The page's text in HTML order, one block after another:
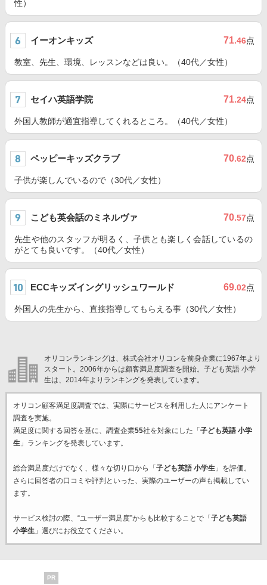
性）
イーオンキッズ 71.46点
教室、先生、環境、レッスンなどは良い。（40代／女性）
セイハ英語学院 71.24点
外国人教師が適宜指導してくれるところ。（40代／女性）
ペッピーキッズクラブ 70.62点
子供が楽しんでいるので（30代／女性）
こども英会話のミネルヴァ 70.57点
先生や他のスタッフが明るく、子供とも楽しく会話しているの
がとても良いです。（40代／女性）
ECCキッズイングリッシュワールド 69.02点
外国人の先生から、直接指導してもらえる事（30代／女性）
オリコンランキングは、株式会社オリコンを前身企業に1967年より
スタート。2006年からは顧客満足度調査を開始。子ども英語 小学
生は、2014年よりランキングを発表しています。
オリコン顧客満足度調査では、実際にサービスを利用した 人にアンケート
調査を実施。
満足度に関する回答を基に、調査企業55社を対象にした「 子ども英語 小学
生」ランキングを発表しています。
総合満足度だけでなく、様々な切り口から「 子ども英語 小学生」を評価。
さらに回答者の口コミや評判といった、実際のユーザーの声も掲載してい
ます。
サービス検討の際、“ユーザー満足度”からも比較することで「 子ども英語
小学生」選びにお役立てください。
PR